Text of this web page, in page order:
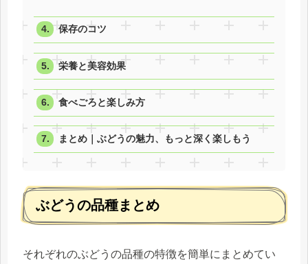
保存のコツ
栄養と美容効果
食べごろと楽しみ方
まとめ｜ぶどうの魅力、もっと深く楽しもう
ぶどうの品種まとめ
それぞれのぶどうの品種の特徴を簡単にまとめてい